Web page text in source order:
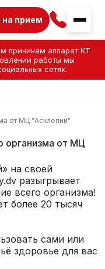
причинам аппарат КТ
работы мы
сетях.
на прием
от МЦ "Асклепий"
организма от МЦ
на своей
разыгрывает
всего организма!
более 20 тысяч
сами или
здоровье для вас